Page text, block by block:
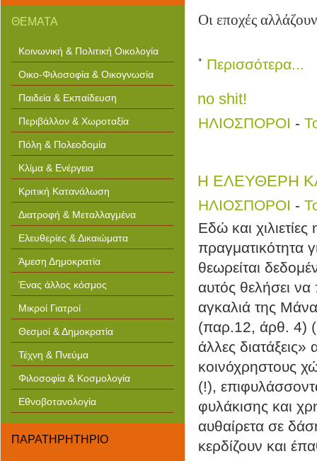
ΘΕΜΑΤΑ
Κοινωνική & Πολιτική Οικολογία
Οικο-Φιλοσοφία & Οικογνωσία
Παιδεία & Εκπαίδευση
Περιβάλλον & Χωροταξία
Πόλη & Πολεοδομία
Κλίμα & Ενέργεια
Κριτική Κατανάλωση
Διατροφή & Μεταλλαγμένα
Ελευθερίες & Δικαιώματα
Άμεση Δημοκρατία
Ένας άλλος κόσμος
Μικροί Γιατροί
Θεσμοί & Δημοκρατία
Τέχνη & Πνεύμα
Φιλοσοφία & Κοσμολογία
Εθνοβοτανολογία
ΠΑΡΑΤΗΡΗΤΗΡΙΟ
Οι εποχές
Περισσότερα...
no shit!
ΗΛΙΟΣΠΟΡΟΙ -
H ΕΛΕΥΘΕΡΗ
ΗΛΙΟΣΠΟΡΟΙ -
Εδώ και
πραγματικότητα
θεωρείται
αυτός θελήσει
αγκαλιά της
(παρ.12, άρθ. 4)
άλλες
κοινόχρηστους
(!),
φυλάκισης και
αυθαίρετα σε
κερδίζουν και